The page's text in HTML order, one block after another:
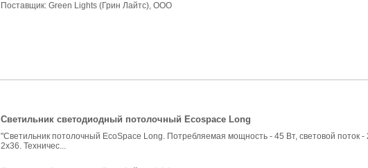
Поставщик: Green Lights (Грин Лайтс), ООО
Светильник светодиодный потолочный Ecospace Long
"Светильник потолочный EcoSpace Long. Потребляемая мощность - 45 Вт, световой
2х36. Техничес...